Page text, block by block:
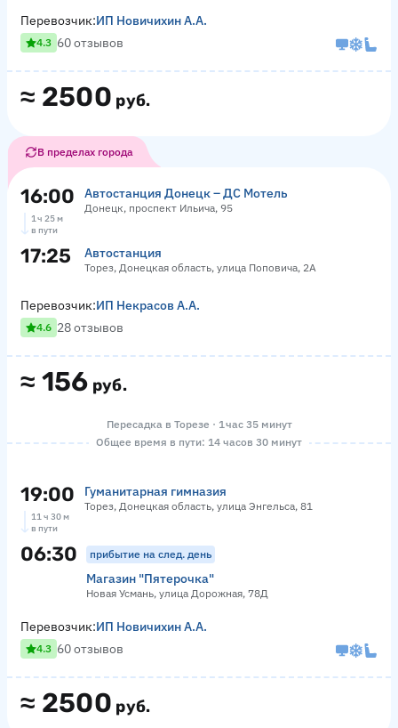
≈ 2500 руб.
Перевозчик:ИП Новичихин А.А.
4.3 60 отзывов
В пределах города
16:00 Автостанция Донецк – ДС Мотель
Донецк, проспект Ильича, 95
1 ч 25 м
в пути
17:25 Автостанция
Торез, Донецкая область, улица Поповича, 2А
≈ 156 руб.
Перевозчик:ИП Некрасов А.А.
4.6 28 отзывов
Пересадка в Торезе · 1 час 35 минут
Общее время в пути: 14 часов 30 минут
19:00 Гуманитарная гимназия
Торез, Донецкая область, улица Энгельса, 81
11 ч 30 м
в пути
06:30 прибытие на след. день
Магазин "Пятерочка"
Новая Усмань, улица Дорожная, 78Д
≈ 2500 руб.
Перевозчик:ИП Новичихин А.А.
4.3 60 отзывов